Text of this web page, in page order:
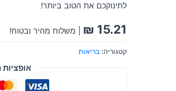
לתינוקכם את הטוב ביותר!
₪ 15.21 | משלוח מהיר ובטוח!
קטגוריה: בריאות